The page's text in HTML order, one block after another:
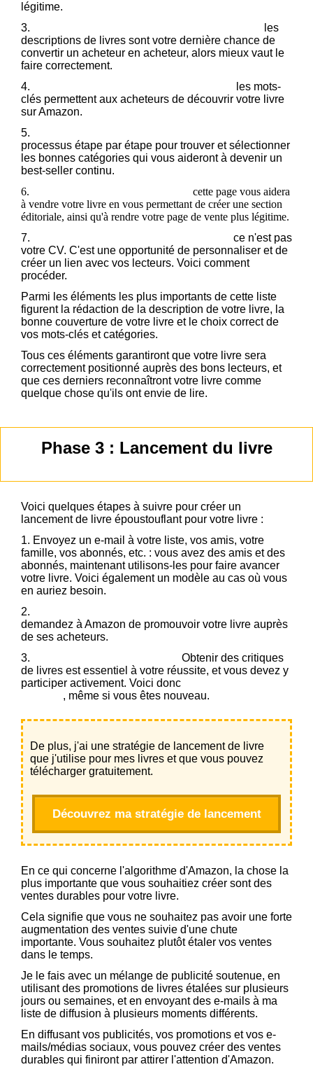
légitime.
3.
les
descriptions de livres sont votre dernière chance de
convertir un acheteur en acheteur, alors mieux vaut le
faire correctement.
4.
les mots-
clés permettent aux acheteurs de découvrir votre livre
sur Amazon.
5.
processus étape par étape pour trouver et sélectionner
les bonnes catégories qui vous aideront à devenir un
best-seller continu.
6.
cette page vous aidera
à vendre votre livre en vous permettant de créer une section
éditoriale, ainsi qu'à rendre votre page de vente plus légitime.
7.
ce n'est pas
votre CV. C'est une opportunité de personnaliser et de
créer un lien avec vos lecteurs. Voici comment
procéder.
Parmi les éléments les plus importants de cette liste
figurent la rédaction de la description de votre livre, la
bonne couverture de votre livre et le choix correct de
vos mots-clés et catégories.
Tous ces éléments garantiront que votre livre sera
correctement positionné auprès des bons lecteurs, et
que ces derniers reconnaîtront votre livre comme
quelque chose qu'ils ont envie de lire.
Phase 3 : Lancement du livre
Voici quelques étapes à suivre pour créer un
lancement de livre époustouflant pour votre livre :
1. Envoyez un e-mail à votre liste, vos amis, votre
famille, vos abonnés, etc. : vous avez des amis et des
abonnés, maintenant utilisons-les pour faire avancer
votre livre. Voici également un modèle au cas où vous
en auriez besoin.
2.
demandez à Amazon de promouvoir votre livre auprès
de ses acheteurs.
3.
Obtenir des critiques
de livres est essentiel à votre réussite, et vous devez y
participer activement. Voici donc
, même si vous êtes nouveau.
De plus, j'ai une stratégie de lancement de livre
que j'utilise pour mes livres et que vous pouvez
télécharger gratuitement.
Découvrez ma stratégie de lancement
En ce qui concerne l'algorithme d'Amazon, la chose la
plus importante que vous souhaitiez créer sont des
ventes durables pour votre livre.
Cela signifie que vous ne souhaitez pas avoir une forte
augmentation des ventes suivie d'une chute
importante. Vous souhaitez plutôt étaler vos ventes
dans le temps.
Je le fais avec un mélange de publicité soutenue, en
utilisant des promotions de livres étalées sur plusieurs
jours ou semaines, et en envoyant des e-mails à ma
liste de diffusion à plusieurs moments différents.
En diffusant vos publicités, vos promotions et vos e-
mails/médias sociaux, vous pouvez créer des ventes
durables qui finiront par attirer l'attention d'Amazon.